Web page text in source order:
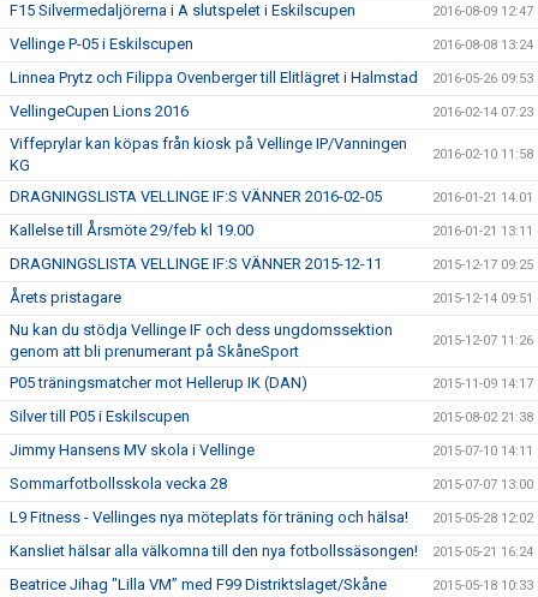
F15 Silvermedaljörerna i A slutspelet i Eskilscupen 2016-08-09 12:47
Vellinge P-05 i Eskilscupen 2016-08-08 13:24
Linnea Prytz och Filippa Ovenberger till Elitlägret i Halmstad 2016-05-26 09:53
VellingeCupen Lions 2016 2016-02-14 07:23
Viffeprylar kan köpas från kiosk på Vellinge IP/Vanningen
KG
2016-02-10 11:58
DRAGNINGSLISTA VELLINGE IF:S VÄNNER 2016-02-05 2016-01-21 14:01
Kallelse till Årsmöte 29/feb kl 19.00 2016-01-21 13:11
DRAGNINGSLISTA VELLINGE IF:S VÄNNER 2015-12-11 2015-12-17 09:25
Årets pristagare 2015-12-14 09:51
Nu kan du stödja Vellinge IF och dess ungdomssektion
genom att bli prenumerant på SkåneSport
2015-12-07 11:26
P05 träningsmatcher mot Hellerup IK (DAN) 2015-11-09 14:17
Silver till P05 i Eskilscupen 2015-08-02 21:38
Jimmy Hansens MV skola i Vellinge 2015-07-10 14:11
Sommarfotbollsskola vecka 28 2015-07-07 13:00
L9 Fitness - Vellinges nya möteplats för träning och hälsa! 2015-05-28 12:02
Kansliet hälsar alla välkomna till den nya fotbollssäsongen! 2015-05-21 16:24
Beatrice Jihag "Lilla VM” med F99 Distriktslaget/Skåne 2015-05-18 10:33